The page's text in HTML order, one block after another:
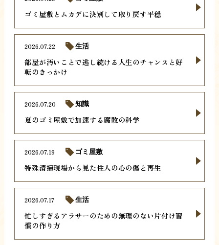
ゴミ屋敷とムカデに決別して取り戻す平穏
部屋が汚いことで逃し続ける人生のチャンスと好
転のきっかけ
2026.07.22 生活
夏のゴミ屋敷で加速する腐敗の科学
2026.07.20 知識
特殊清掃現場から見た住人の心の傷と再生
2026.07.19 ゴミ屋敷
忙しすぎるアラサーのための無理のない片付け習
慣の作り方
2026.07.17 生活